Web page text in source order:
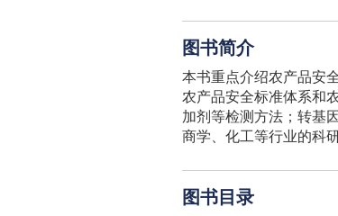
图书简介
本书重点介绍农产品安
农产品安全标准体系和
加剂等检测方法；转基
商学、化工等行业的科
图书目录